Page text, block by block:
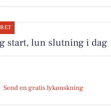
start, lun slutning i dag
Send en gratis lykønskning